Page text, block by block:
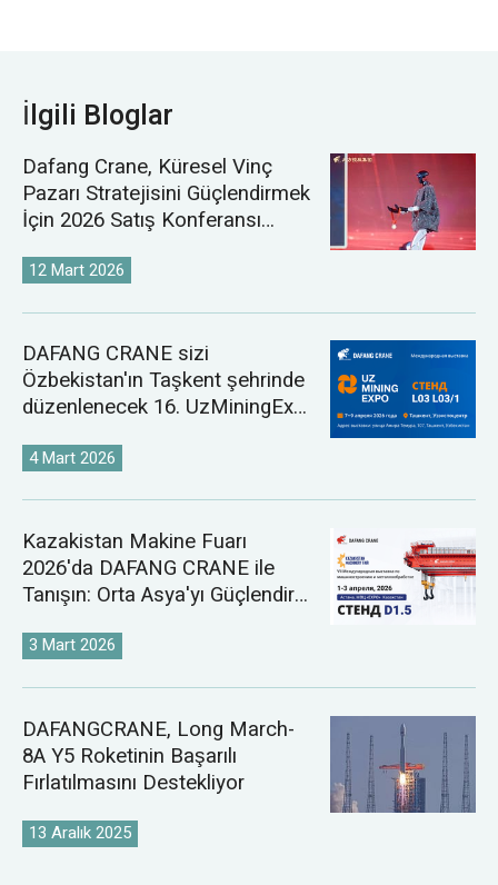
İlgili Bloglar
Dafang Crane, Küresel Vinç
Pazarı Stratejisini Güçlendirmek
İçin 2026 Satış Konferansı
12 Mart 2026
DAFANG CRANE sizi
Özbekistan'ın Taşkent şehrinde
düzenlenecek 16. UzMiningExpo
4 Mart 2026
Kazakistan Makine Fuarı
2026'da DAFANG CRANE ile
Tanışın: Orta Asya'yı Güçlendiren
3 Mart 2026
DAFANGCRANE, Long March-
8A Y5 Roketinin Başarılı
Fırlatılmasını Destekliyor
13 Aralık 2025